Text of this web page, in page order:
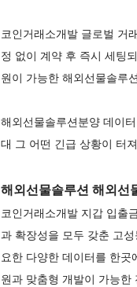
코인거래소개발 글로벌 거
정 없이 계약 후 즉시 세팅
원이 가능한 해외선물솔루
해외선물솔루션분양 데이
대 그 어떤 긴급 상황이 터
해외선물솔루션 해외선
코인거래소개발 지갑 입출
과 확장성을 모두 갖춘 고
요한 다양한 데이터를 한
원과 맞춤형 개발이 가능